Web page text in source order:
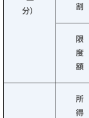
分）
割
限
度
額
所
得